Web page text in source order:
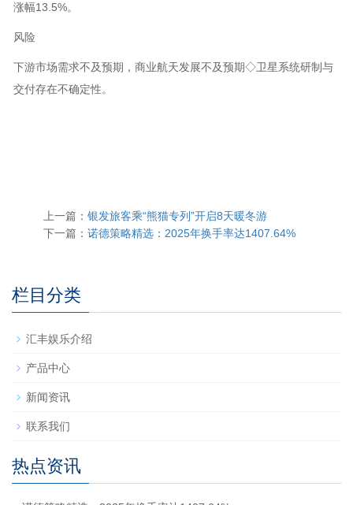
涨幅13.5%。
风险
下游市场需求不及预期，商业航天发展不及预期◇卫星系统研制与
交付存在不确定性。
上一篇： 银发旅客乘“熊猫专列”开启8天暖冬游
下一篇： 诺德策略精选：2025年换手率达1407.64%
栏目分类
汇丰娱乐介绍
产品中心
新闻资讯
联系我们
热点资讯